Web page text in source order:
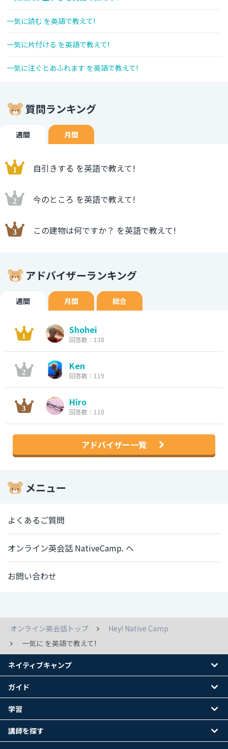
一気に読む を英語で教えて!
一気に片付ける を英語で教えて!
一気に注ぐとあふれます を英語で教えて!
質問ランキング
週間 月間
自引きする を英語で教えて!
今のところ を英語で教えて!
この建物は何ですか？ を英語で教えて!
アドバイザーランキング
週間 月間 総合
Shohei
回答数：138
Ken
回答数：119
Hiro
回答数：110
アドバイザー一覧
メニュー
よくあるご質問
オンライン英会話 NativeCamp. へ
お問い合わせ
オンライン英会話トップ
Hey! Native Camp
一気に を英語で教えて!
ネイティブキャンプ
ガイド
学習
講師を探す